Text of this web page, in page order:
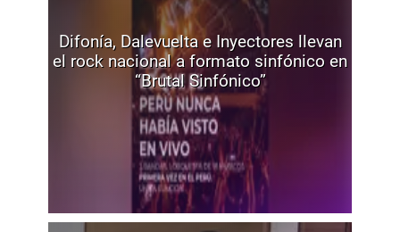
Difonía, Dalevuelta e Inyectores llevan
el rock nacional a formato sinfónico en
“Brutal Sinfónico”